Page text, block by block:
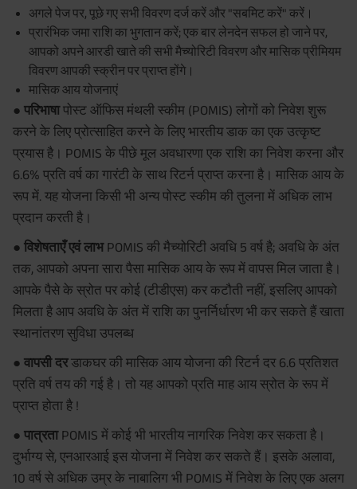
अगले पेज पर, पूछे गए सभी विवरण दर्ज करें और "सबमिट करें" करें।
प्रारंभिक जमा राशि का भुगतान करें; एक बार लेनदेन सफल हो जाने पर,
आपको अपने आरडी खाते की सभी मैच्योरिटी विवरण और मासिक प्रीमियम
विवरण आपकी स्क्रीन पर प्राप्त होंगे।
मासिक आय योजनाएं
● परिभाषापोस्ट ऑफिस मंथली स्कीम (POMIS) लोगों को निवेश शुरू
करने के लिए प्रोत्साहित करने के लिए भारतीय डाक का एक उत्कृष्ट
प्रयास है। POMIS के पीछे मूल अवधारणा एक राशि का निवेश करना और
6.6% प्रति वर्ष का गारंटी के साथ रिटर्न प्राप्त करना है। मासिक आय के
रूप में. यह योजना किसी भी अन्य पोस्ट स्कीम की तुलना में अधिक लाभ
प्रदान करती है।
● विशेषताएँ एवं लाभPOMIS की मैच्योरिटी अवधि 5 वर्ष है; अवधि के अंत
तक, आपको अपना सारा पैसा मासिक आय के रूप में वापस मिल जाता है।
आपके पैसे के स्रोत पर कोई (टीडीएस) कर कटौती नहीं, इसलिए आपको
मिलता है आप अवधि के अंत में राशि का पुनर्निर्धारण भी कर सकते हैं खाता
स्थानांतरण सुविधा उपलब्ध
● वापसी दरडाकघर की मासिक आय योजना की रिटर्न दर 6.6 प्रतिशत
प्रति वर्ष तय की गई है। तो यह आपको प्रति माह आय स्रोत के रूप में
प्राप्त होता है !
● पात्रताPOMIS में कोई भी भारतीय नागरिक निवेश कर सकता है।
दुर्भाग्य से, एनआरआई इस योजना में निवेश कर सकते हैं। इसके अलावा,
10 वर्ष से अधिक उम्र के नाबालिग भी POMIS में निवेश के लिए एक अलग